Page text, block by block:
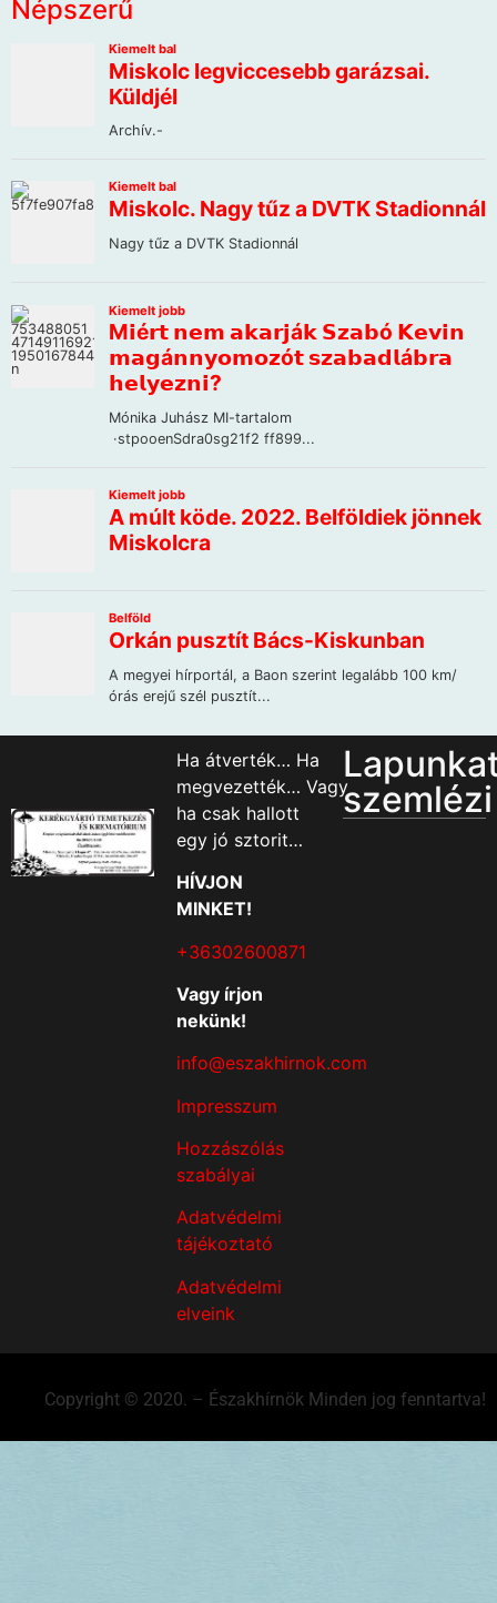
Népszerű
Ha átverték… Ha
megvezették… Vagy
ha csak hallott
egy jó sztorit…
HÍVJON
MINKET!
+36302600871
Vagy írjon
nekünk!
info@eszakhirnok.com
Impresszum
Hozzászólás
szabályai
Adatvédelmi
tájékoztató
Adatvédelmi
elveink
szemlézi
Copyright © 2020. – Északhírnök Minden jog fenntartva!